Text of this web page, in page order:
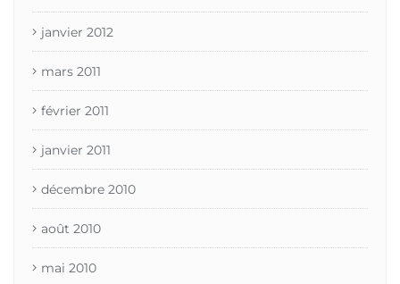
janvier 2012
mars 2011
février 2011
janvier 2011
décembre 2010
août 2010
mai 2010